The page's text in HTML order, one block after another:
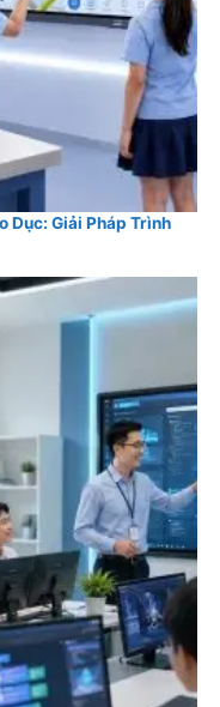
Dục: Giải Pháp Trình